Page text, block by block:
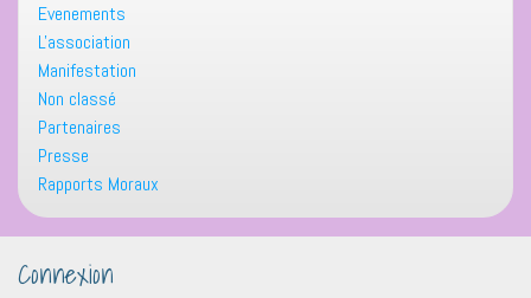
Evenements
L'association
Manifestation
Non classé
Partenaires
Presse
Rapports Moraux
Connexion